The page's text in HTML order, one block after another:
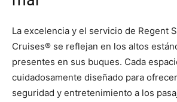
La excelencia y el servicio de Regent
Cruises® se reflejan en los altos
presentes en sus buques. Cada
cuidadosamente diseñado para
seguridad y entretenimiento a los